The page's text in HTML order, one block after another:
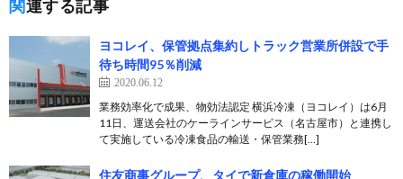
関連する記事
ヨコレイ、保管拠点集約しトラック営業所併設で手
待ち時間95％削減
2020.06.12
業務効率化で成果、物効法認定 横浜冷凍（ヨコレイ）は6月
11日、運送会社のケーラインサービス（名古屋市）と連携し
て実施している冷凍食品の輸送・保管業務[…]
住友商事グループ、タイで新倉庫の稼働開始